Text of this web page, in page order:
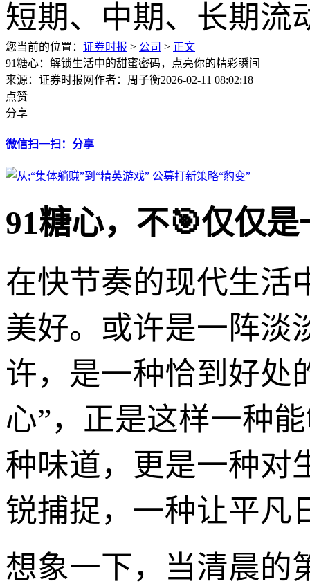
您当前的位置： 证券时报 > 公司 > 正文
91糖心：解锁生活中的甜蜜密码，点亮你的精彩瞬间
来源：证券时报网作者：周子衡2026-02-11 08:02:18
点赞
分享
微信扫一扫：分享
91糖心，不🎯仅仅
在快节奏的现代生活
美好。或许是一阵淡
许，是一种恰到好处
心”，正是这样一种
种味道，更是一种对
锐捕捉，一种让平凡
想象一下，当清晨的